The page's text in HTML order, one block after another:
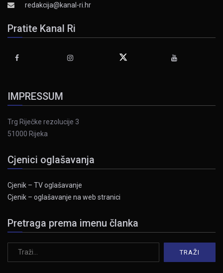
redakcija@kanal-ri.hr
Pratite Kanal Ri
IMPRESSUM
Trg Riječke rezolucije 3
51000 Rijeka
Cjenici oglašavanja
Cjenik – TV oglašavanje
Cjenik – oglašavanje na web stranici
Pretraga prema imenu članka